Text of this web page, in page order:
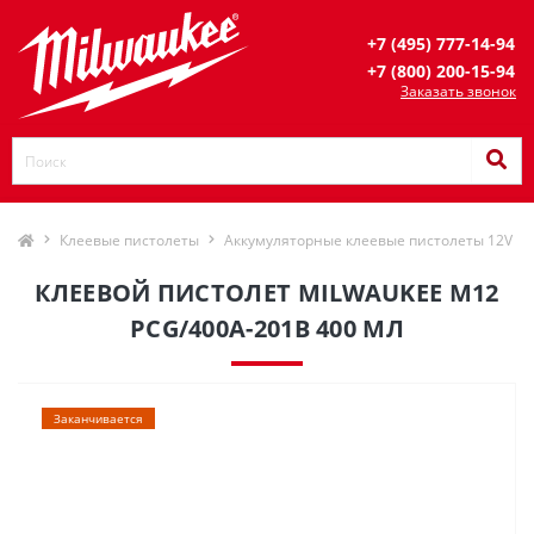
+7 (495) 777-14-94
+7 (800) 200-15-94
Заказать звонок
Клеевые пистолеты Аккумуляторные клеевые пистолеты 12V
КЛЕЕВОЙ ПИСТОЛЕТ MILWAUKEE M12
PCG/400A-201B 400 МЛ
Заканчивается